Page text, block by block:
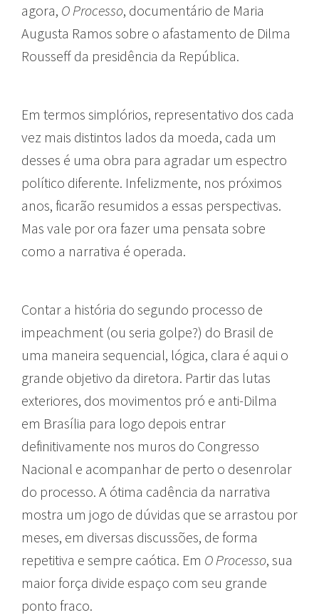
agora, O Processo, documentário de Maria
Augusta Ramos sobre o afastamento de Dilma
Rousseff da presidência da República.
Em termos simplórios, representativo dos cada
vez mais distintos lados da moeda, cada um
desses é uma obra para agradar um espectro
político diferente. Infelizmente, nos próximos
anos, ficarão resumidos a essas perspectivas.
Mas vale por ora fazer uma pensata sobre
como a narrativa é operada.
Contar a história do segundo processo de
impeachment (ou seria golpe?) do Brasil de
uma maneira sequencial, lógica, clara é aqui o
grande objetivo da diretora. Partir das lutas
exteriores, dos movimentos pró e anti-Dilma
em Brasília para logo depois entrar
definitivamente nos muros do Congresso
Nacional e acompanhar de perto o desenrolar
do processo. A ótima cadência da narrativa
mostra um jogo de dúvidas que se arrastou por
meses, em diversas discussões, de forma
repetitiva e sempre caótica. Em O Processo, sua
maior força divide espaço com seu grande
ponto fraco.